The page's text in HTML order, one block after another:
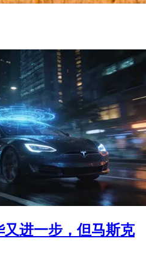
又进一步，但马斯克